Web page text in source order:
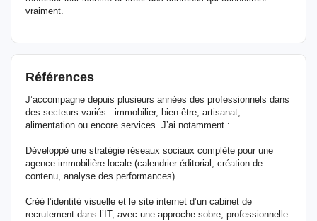
vraiment.
Références
J’accompagne depuis plusieurs années des professionnels dans
des secteurs variés : immobilier, bien-être, artisanat,
alimentation ou encore services. J’ai notamment :
Développé une stratégie réseaux sociaux complète pour une
agence immobilière locale (calendrier éditorial, création de
contenu, analyse des performances).
Créé l’identité visuelle et le site internet d’un cabinet de
recrutement dans l’IT, avec une approche sobre, professionnelle